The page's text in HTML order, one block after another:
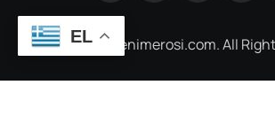
@2026 e-enimerosi.com. All
EL